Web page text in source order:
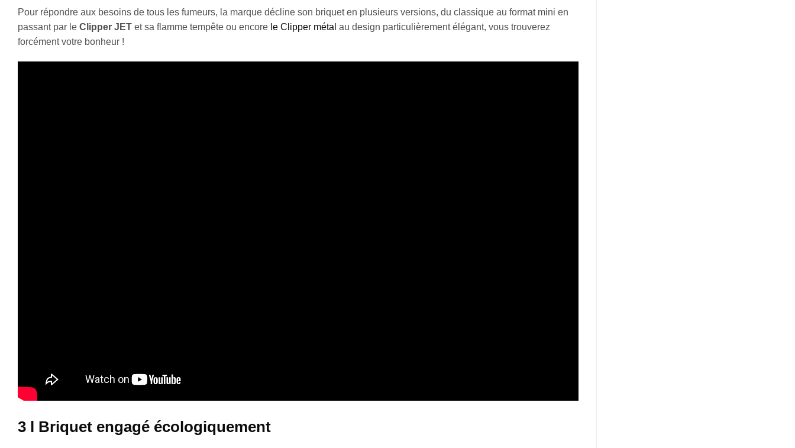
Pour répondre aux besoins de tous les fumeurs, la marque décline son briquet en plusieurs versions, du classique au format mini en
passant par le Clipper JET et sa flamme tempête ou encore le Clipper métal au design particulièrement élégant, vous trouverez
forcément votre bonheur !
3 l Briquet engagé écologiquement